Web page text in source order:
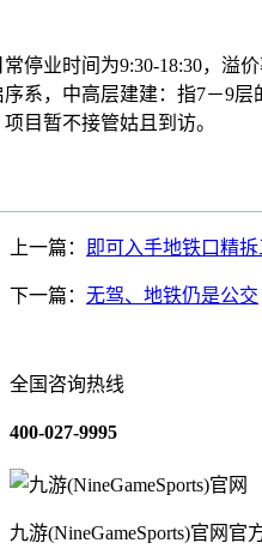
业时间为9:30-18:30，溢价
系，中高层建建：指7－9
目暂不接管姑且到访。
上一篇： 即可入手地铁口精拆
下一篇： 无驾、地铁仍是公交
全国咨询热线
400-027-9995
九游(NineGameSports)官网官